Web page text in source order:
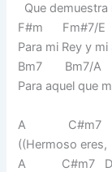
Que
F#m
Para mi Rey y mi
Bm7
Para aquel que
A C#m7
((Hermoso
A C#m7